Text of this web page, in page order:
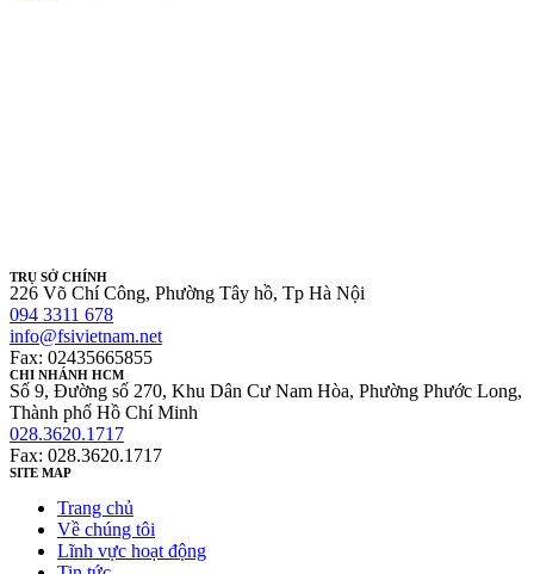
TRỤ SỞ CHÍNH
226 Võ Chí Công, Phường Tây hồ, Tp Hà Nội
094 3311 678
info@fsivietnam.net
Fax: 02435665855
CHI NHÁNH HCM
Số 9, Đường số 270, Khu Dân Cư Nam Hòa, Phường Phước Long,
Thành phố Hồ Chí Minh
028.3620.1717
Fax: 028.3620.1717
SITE MAP
Trang chủ
Về chúng tôi
Lĩnh vực hoạt động